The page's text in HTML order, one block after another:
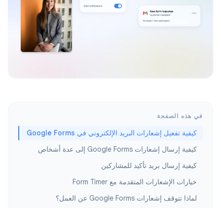
في هذه الصفحة
كيفية تفعيل إشعارات البريد الإلكتروني في Google Forms
كيفية إرسال إشعارات Google Forms إلى عدة أشخاص
كيفية إرسال بريد تأكيد للمشاركين
خيارات الإشعارات المتقدمة مع Form Timer
لماذا تتوقف إشعارات Google Forms عن العمل؟